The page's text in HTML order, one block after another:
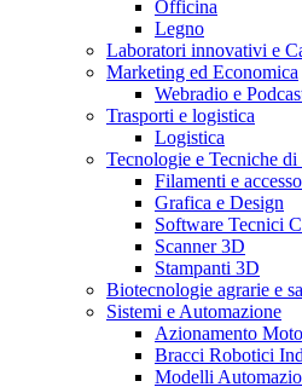
Officina
Legno
Laboratori innovativi e
Marketing ed Economica
Webradio e
Trasporti e logistica
Logistica
Tecnologie e Tecniche
Filamenti e
Grafica e Design
Software Tecnici
Scanner 3D
Stampanti 3D
Biotecnologie agrarie e
Sistemi e Automazione
Azionamento
Bracci Robotici
Modelli